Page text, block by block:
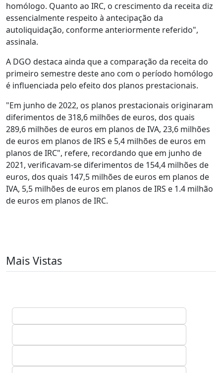
homólogo. Quanto ao IRC, o crescimento da receita diz
essencialmente respeito à antecipação da
autoliquidação, conforme anteriormente referido",
assinala.
A DGO destaca ainda que a comparação da receita do
primeiro semestre deste ano com o período homólogo
é influenciada pelo efeito dos planos prestacionais.
"Em junho de 2022, os planos prestacionais originaram
diferimentos de 318,6 milhões de euros, dos quais
289,6 milhões de euros em planos de IVA, 23,6 milhões
de euros em planos de IRS e 5,4 milhões de euros em
planos de IRC", refere, recordando que em junho de
2021, verificavam-se diferimentos de 154,4 milhões de
euros, dos quais 147,5 milhões de euros em planos de
IVA, 5,5 milhões de euros em planos de IRS e 1.4 milhão
de euros em planos de IRC.
Mais Vistas